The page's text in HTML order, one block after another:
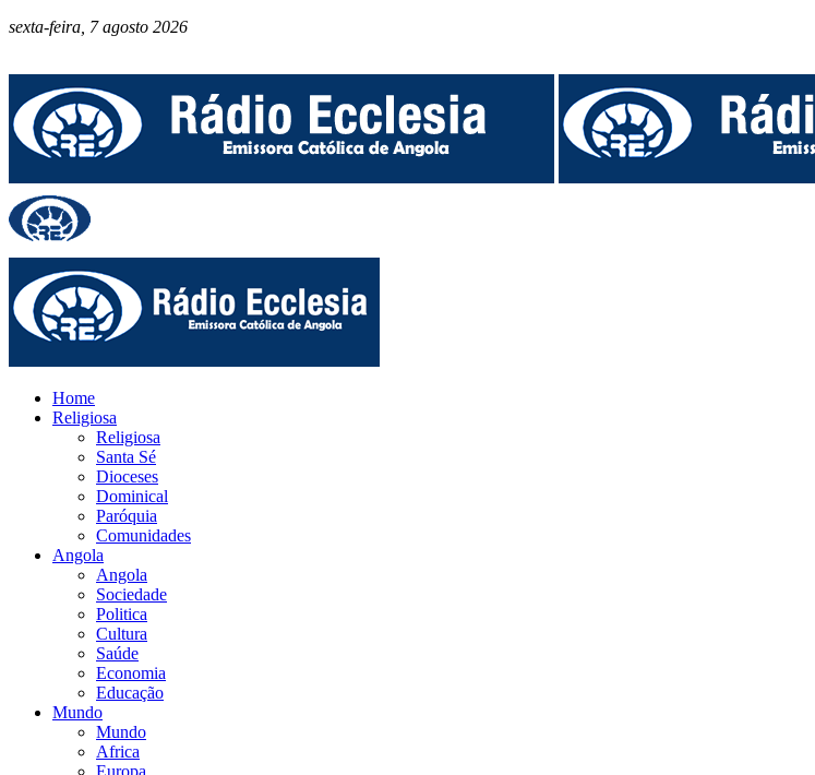
sexta-feira, 7 agosto 2026
Home
Religiosa
Religiosa
Santa Sé
Dioceses
Dominical
Paróquia
Comunidades
Angola
Angola
Sociedade
Politica
Cultura
Saúde
Economia
Educação
Mundo
Mundo
Africa
Europa